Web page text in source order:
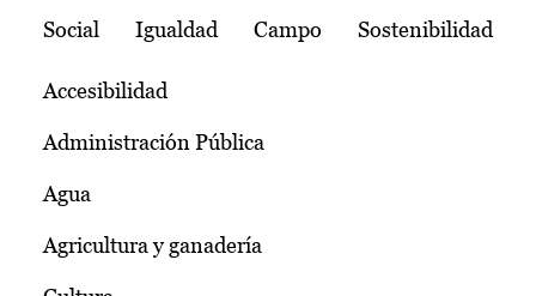
Social Igualdad Campo Sostenibilidad
Accesibilidad
Administración Pública
Agua
Agricultura y ganadería